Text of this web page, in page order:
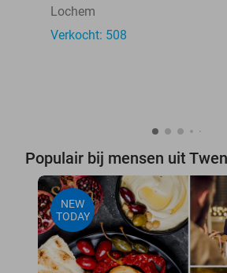
Lochem
Verkocht: 508
Populair bij mensen uit
NEW
TODAY